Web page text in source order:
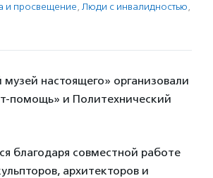
и просвещение, Люди с инвалидностью,
настоящего» организовали
помощь» и Политехнический
благодаря совместной работе
архитекторов и